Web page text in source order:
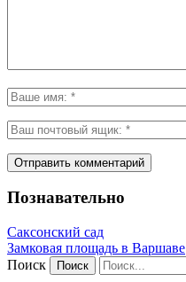
Познавательно
Саксонский сад
Замковая площадь в Варшаве
Поиск